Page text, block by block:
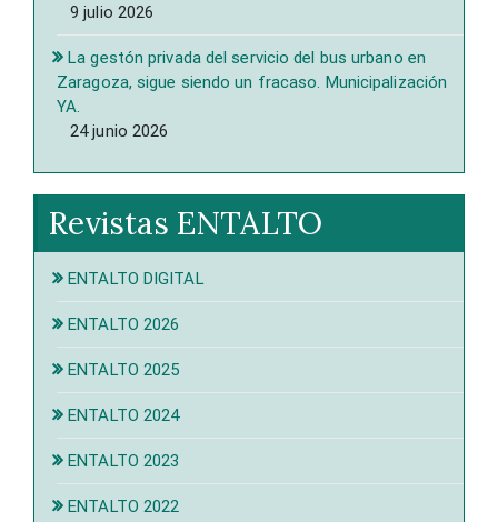
9 julio 2026
La gestón privada del servicio del bus urbano en
Zaragoza, sigue siendo un fracaso. Municipalización
YA.
24 junio 2026
Revistas ENTALTO
ENTALTO DIGITAL
ENTALTO 2026
ENTALTO 2025
ENTALTO 2024
ENTALTO 2023
ENTALTO 2022